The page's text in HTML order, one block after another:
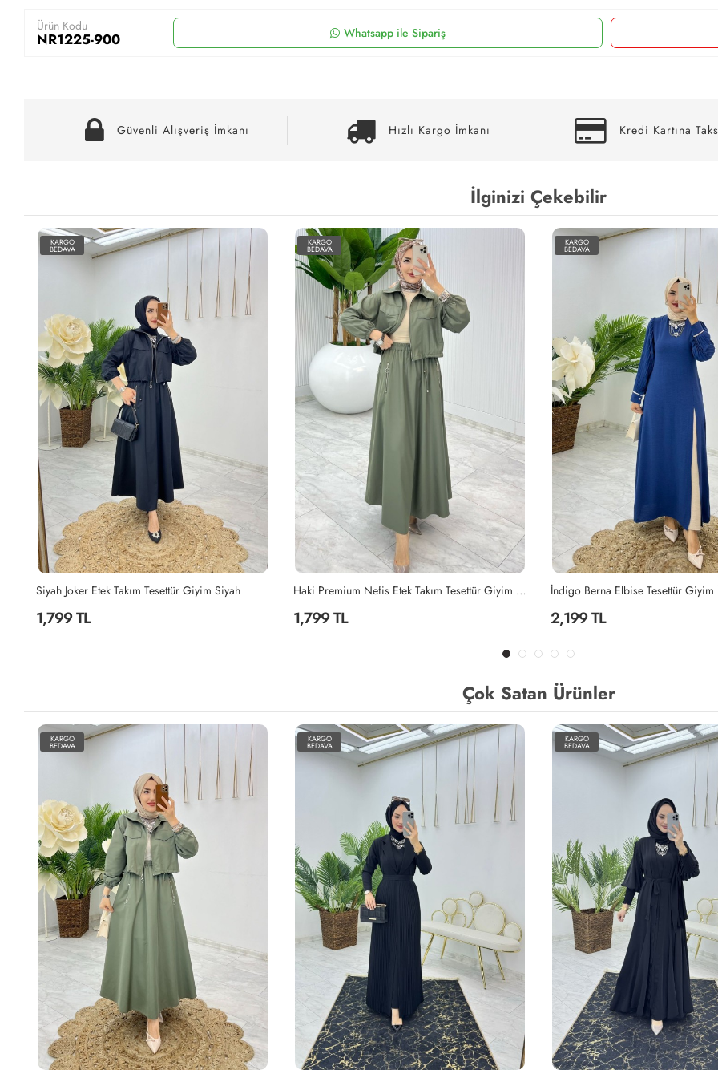
Ürün Kodu
NR1225-900 Whatsapp ile Sipariş
Güvenli Alışveriş İmkanı Hızlı Kargo İmkanı Kredi Kartına
İlginizi Çekebilir
KARGO
BEDAVA
1,799 TL
KARGO
BEDAVA
İndigo Berna Elbise Tesettür Giyim İndigo
2,199 TL
KARGO
BEDAVA
Mahinur Takım Tesettür Giyim
2,199 TL
Çok Satan Ürünler
KARGO
BEDAVA
KARGO
BEDAVA
KARGO
BEDAVA